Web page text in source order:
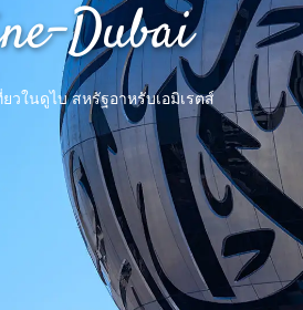
Dubai
วในดูไบ สหรัฐอาหรับเอมิเรตส์